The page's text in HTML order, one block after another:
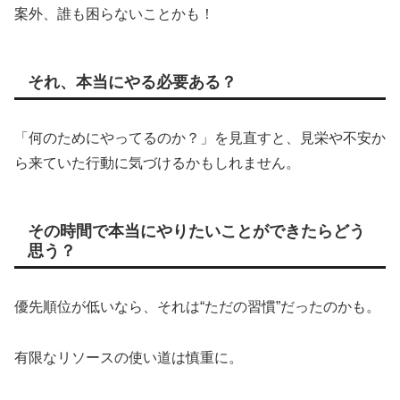
案外、誰も困らないことかも！
それ、本当にやる必要ある？
「何のためにやってるのか？」を見直すと、見栄や不安か
ら来ていた行動に気づけるかもしれません。
その時間で本当にやりたいことができたらどう
思う？
優先順位が低いなら、それは“ただの習慣”だったのかも。
有限なリソースの使い道は慎重に。